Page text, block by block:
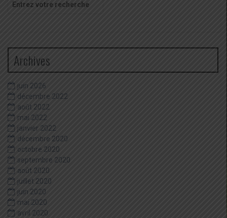
pour
Archives
juin 2026
décembre 2022
août 2022
mai 2022
janvier 2022
décembre 2020
octobre 2020
septembre 2020
août 2020
juillet 2020
juin 2020
mai 2020
avril 2020